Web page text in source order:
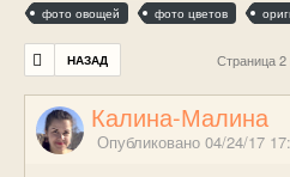
фото овощей
фото цветов
НАЗАД Страница 2
Калина-Малина
Опубликовано 04/24/17